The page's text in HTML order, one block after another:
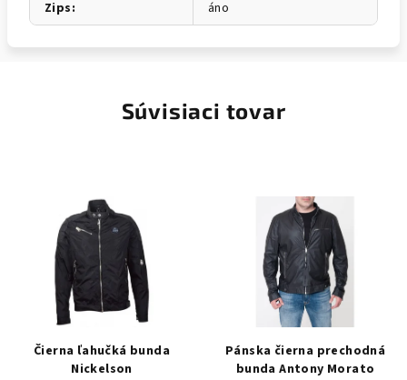
Zips: áno
Súvisiaci tovar
Čierna ľahučká bunda
Nickelson
Pánska čierna prechodná
bunda Antony Morato